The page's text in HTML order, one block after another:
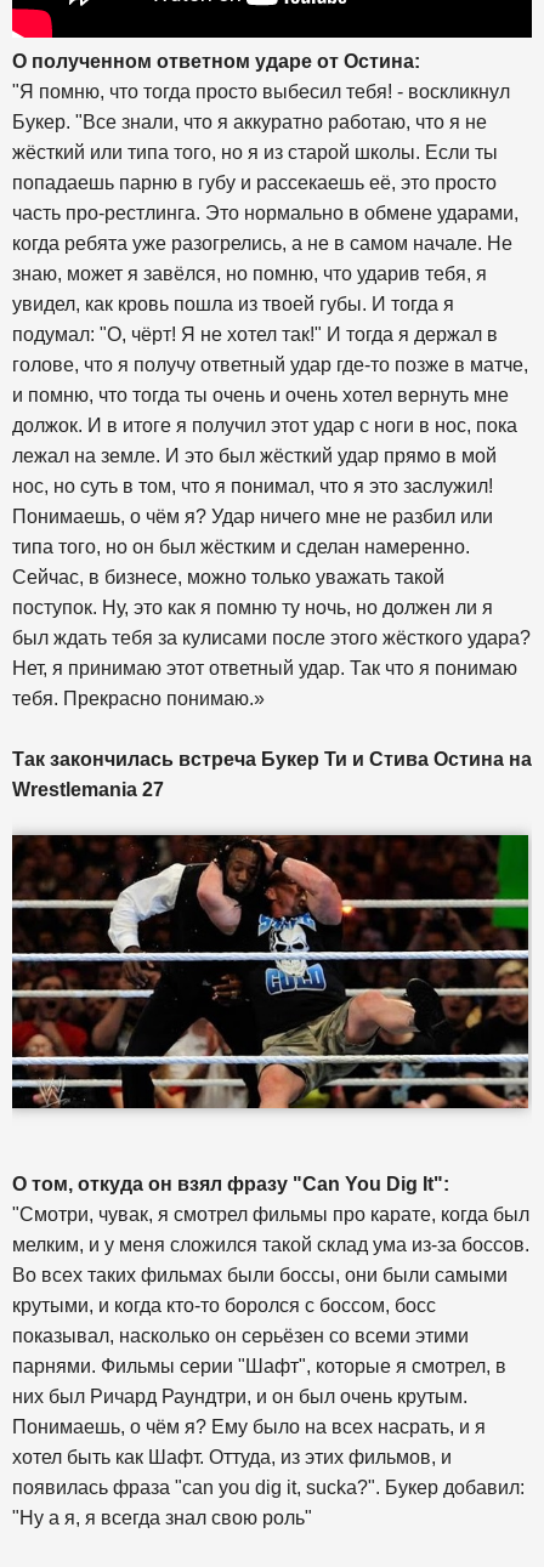
О полученном ответном ударе от Остина:
"Я помню, что тогда просто выбесил тебя! - воскликнул
Букер. "Все знали, что я аккуратно работаю, что я не
жёсткий или типа того, но я из старой школы. Если ты
попадаешь парню в губу и рассекаешь её, это просто
часть про-рестлинга. Это нормально в обмене ударами,
когда ребята уже разогрелись, а не в самом начале. Не
знаю, может я завёлся, но помню, что ударив тебя, я
увидел, как кровь пошла из твоей губы. И тогда я
подумал: "О, чёрт! Я не хотел так!" И тогда я держал в
голове, что я получу ответный удар где-то позже в матче,
и помню, что тогда ты очень и очень хотел вернуть мне
должок. И в итоге я получил этот удар с ноги в нос, пока
лежал на земле. И это был жёсткий удар прямо в мой
нос, но суть в том, что я понимал, что я это заслужил!
Понимаешь, о чём я? Удар ничего мне не разбил или
типа того, но он был жёстким и сделан намеренно.
Сейчас, в бизнесе, можно только уважать такой
поступок. Ну, это как я помню ту ночь, но должен ли я
был ждать тебя за кулисами после этого жёсткого удара?
Нет, я принимаю этот ответный удар. Так что я понимаю
тебя. Прекрасно понимаю.»
Так закончилась встреча Букер Ти и Стива Остина на
Wrestlemania 27
О том, откуда он взял фразу "Can You Dig It":
"Смотри, чувак, я смотрел фильмы про карате, когда был
мелким, и у меня сложился такой склад ума из-за боссов.
Во всех таких фильмах были боссы, они были самыми
крутыми, и когда кто-то боролся с боссом, босс
показывал, насколько он серьёзен со всеми этими
парнями. Фильмы серии "Шафт", которые я смотрел, в
них был Ричард Раундтри, и он был очень крутым.
Понимаешь, о чём я? Ему было на всех насрать, и я
хотел быть как Шафт. Оттуда, из этих фильмов, и
появилась фраза "can you dig it, sucka?". Букер добавил:
"Ну а я, я всегда знал свою роль"